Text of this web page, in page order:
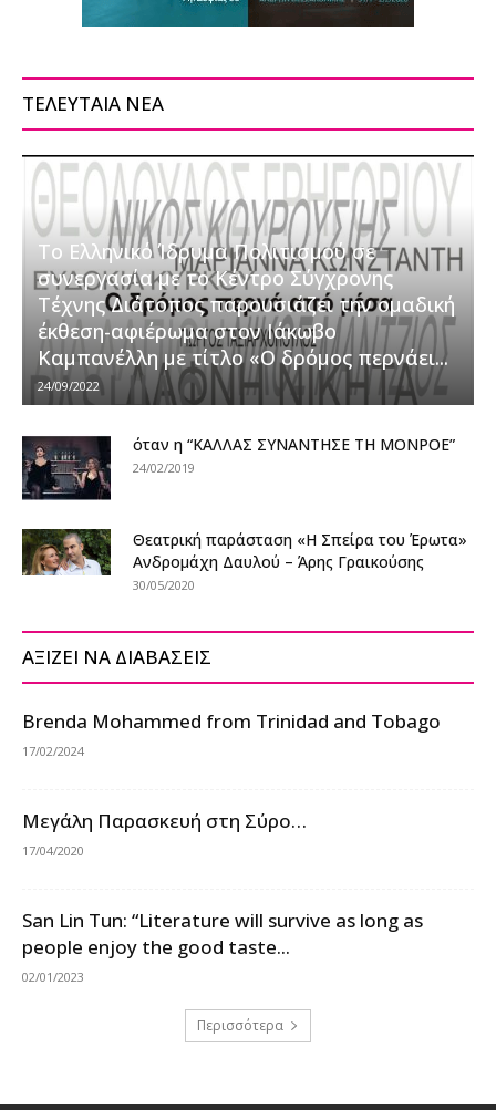
ΤΕΛΕΥΤΑΙΑ ΝΕΑ
Το Ελληνικό Ίδρυμα Πολιτισμού σε
συνεργασία με το Κέντρο Σύγχρονης
Τέχνης Διάτοπος παρουσιάζει την ομαδική
έκθεση-αφιέρωμα στον Ιάκωβο
Καμπανέλλη με τίτλο «Ο δρόμος περνάει...
24/09/2022
όταν η “ΚΑΛΛΑΣ ΣΥΝΑΝΤΗΣΕ ΤΗ ΜΟΝΡΟΕ”
24/02/2019
Θεατρική παράσταση «Η Σπείρα του Έρωτα»
Ανδρομάχη Δαυλού – Άρης Γραικούσης
30/05/2020
ΑΞΙΖΕΙ ΝΑ ΔΙΑΒΑΣΕΙΣ
Brenda Mohammed from Trinidad and Tobago
17/02/2024
Μεγάλη Παρασκευή στη Σύρο…
17/04/2020
San Lin Tun: “Literature will survive as long as
people enjoy the good taste...
02/01/2023
Περισσότερα